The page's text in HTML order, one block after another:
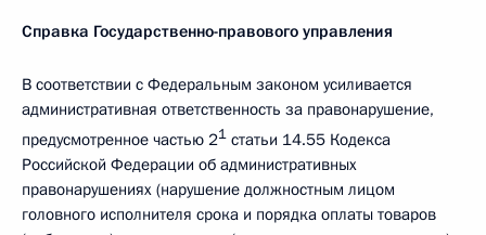
Справка Государственно-правового управления
В соответствии с Федеральным законом усиливается
административная ответственность за правонарушение,
предусмотренное частью 21 статьи 14.55 Кодекса
Российской Федерации об административных
правонарушениях (нарушение должностным лицом
головного исполнителя срока и порядка оплаты товаров